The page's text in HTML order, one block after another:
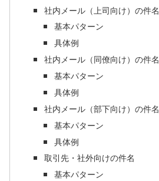
社内メール（上司向け）の件名
基本パターン
具体例
社内メール（同僚向け）の件名
基本パターン
具体例
社内メール（部下向け）の件名
基本パターン
具体例
取引先・社外向けの件名
基本パターン